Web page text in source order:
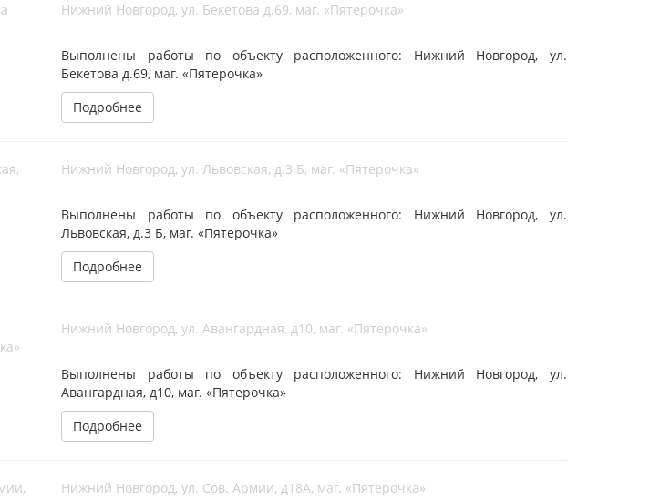
Нижний Новгород, ул. Бекетова д.69, маг. «Пятерочка»
Выполнены работы по объекту расположенного: Нижний Новгород, ул.
Бекетова д.69, маг. «Пятерочка»
Подробнее
Нижний Новгород, ул. Львовская, д.3 Б, маг. «Пятерочка»
Выполнены работы по объекту расположенного: Нижний Новгород, ул.
Львовская, д.3 Б, маг. «Пятерочка»
Подробнее
Нижний Новгород, ул. Авангардная, д10, маг. «Пятерочка»
Выполнены работы по объекту расположенного: Нижний Новгород, ул.
Авангардная, д10, маг. «Пятерочка»
Подробнее
Нижний Новгород, ул. Сов. Армии, д18А, маг. «Пятерочка»